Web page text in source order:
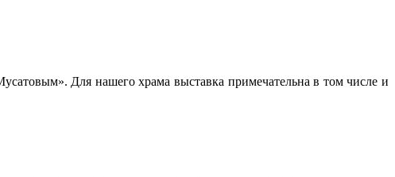
Для нашего храма выставка примечательна в том числе и